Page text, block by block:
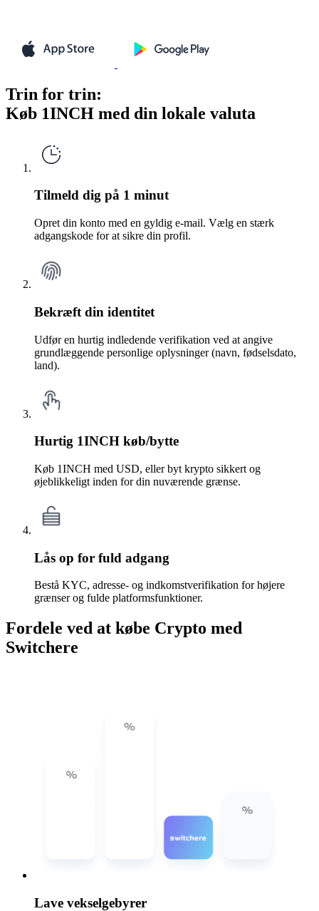
Trin for trin:
Køb 1INCH med din lokale valuta
Tilmeld dig på 1 minut
Opret din konto med en gyldig e-mail. Vælg en stærk
adgangskode for at sikre din profil.
Bekræft din identitet
Udfør en hurtig indledende verifikation ved at angive
grundlæggende personlige oplysninger (navn, fødselsdato,
land).
Hurtig 1INCH køb/bytte
Køb 1INCH med USD, eller byt krypto sikkert og
øjeblikkeligt inden for din nuværende grænse.
Lås op for fuld adgang
Bestå KYC, adresse- og indkomstverifikation for højere
grænser og fulde platformsfunktioner.
Fordele ved at købe Crypto med
Switchere
Lave vekselgebyrer